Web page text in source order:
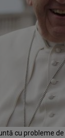
cu probleme